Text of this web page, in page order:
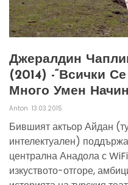
Джералдин
(2014) -“всички
Много Умен
Anton 13.03.2015
Бившият актьор Айдан
интелектуален)
централна Анадола с
изкуството-отгоре,